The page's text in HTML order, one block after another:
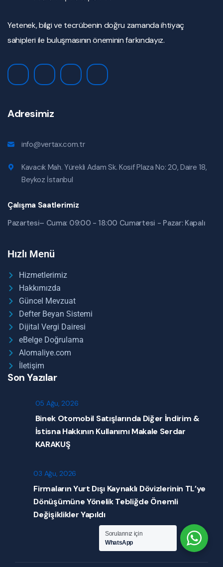
Yetenek, bilgi ve tecrübenin doğru zamanda ihtiyaç
sahipleri ile buluşmasının öneminin farkındayız.
Adresimiz
info@vertax.com.tr
Kavacık Mah. Yürekli Adam Sk. Kosif Plaza No: 20, Daire 18,
Beykoz İstanbul
Çalışma Saatlerimiz
Pazartesi– Cuma: 09:00 - 18:00 Cumartesi - Pazar: Kapalı
Hızlı Menü
Hizmetlerimiz
Hakkımızda
Güncel Mevzuat
Defter Beyan Sistemi
Dijital Vergi Dairesi
eBelge Doğrulama
Alomaliye.com
İletişim
Son Yazılar
05 Ağu, 2026
Binek Otomobil Satışlarında Diğer İndirim &
İstisna Hakkının Kullanımı Makale Serdar
KARAKUŞ
03 Ağu, 2026
Firmaların Yurt Dışı Kaynaklı Dövizlerinin TL’ye
Dönüşümüne Yönelik Tebliğde Önemli
Değişiklikler Yapıldı
Sorularınız için
WhatsApp